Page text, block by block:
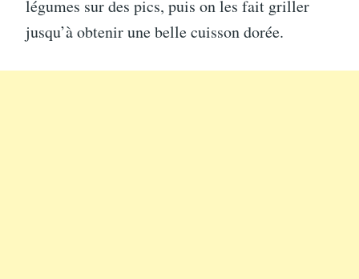
légumes sur des pics, puis on les fait griller
jusqu’à obtenir une belle cuisson dorée.